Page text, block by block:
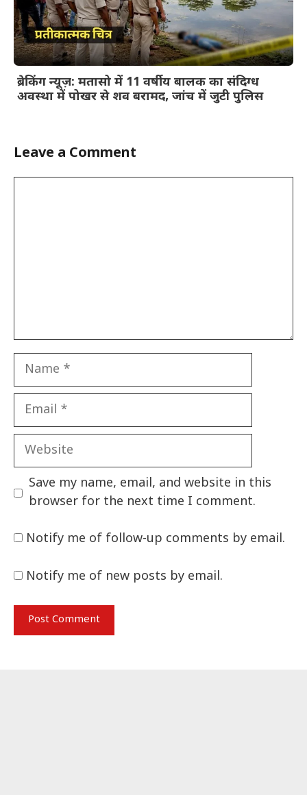
ब्रेकिंग न्यूज़: मतासो में 11 वर्षीय बालक का संदिग्ध
अवस्था में पोखर से शव बरामद, जांच में जुटी पुलिस
Leave a Comment
Name
Email
Website
Save my name, email, and website in this
browser for the next time I comment.
Notify me of follow-up comments by email.
Notify me of new posts by email.